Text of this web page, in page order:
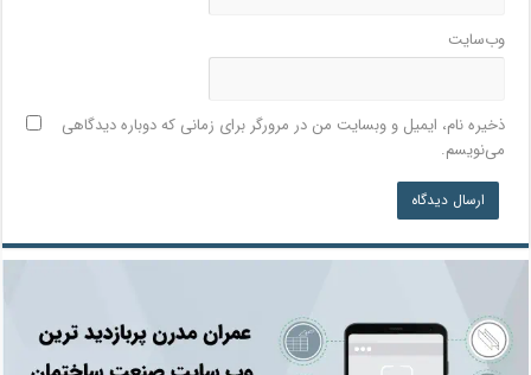
وب‌سایت
ذخیره نام، ایمیل و وبسایت من در مرورگر برای زمانی که دوباره دیدگاهی
می‌نویسم.